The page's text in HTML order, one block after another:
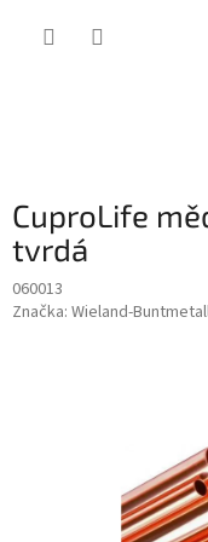
CuproLife
tvrdá
060013
Značka: Wieland-